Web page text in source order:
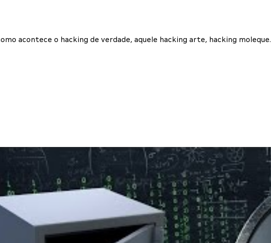
acontece o hacking de verdade, aquele hacking arte, hacking moleque.